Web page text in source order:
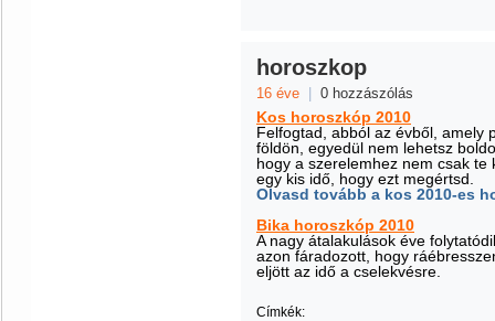
horoszkop
16 éve 0 hozzászólás
Kos horoszkóp 2010
Felfogtad, abból az évből, amely
földön, egyedül nem lehetsz
hogy a szerelemhez nem csak
egy kis idő, hogy ezt megértsd.
Olvasd tovább a kos 2010-es
Bika horoszkóp 2010
A nagy átalakulások éve
azon fáradozott, hogy
eljött az idő a cselekvésre.
Címkék: